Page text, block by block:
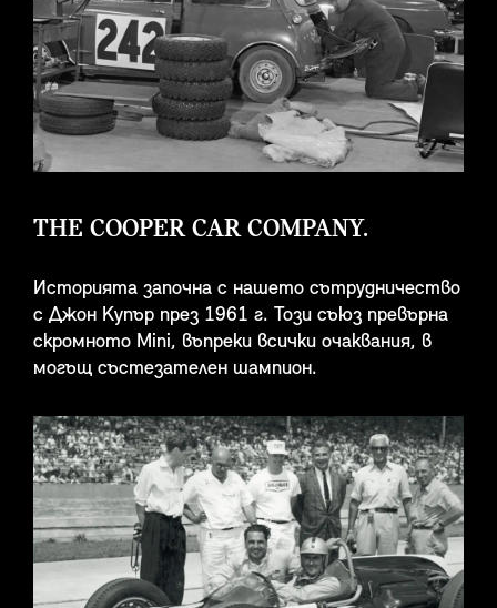
THE COOPER CAR COMPANY.
Историята започна с нашето сътрудничество
с Джон Купър през 1961 г. Този съюз превърна
скромното Mini, въпреки всички очаквания, в
могъщ състезателен шампион.